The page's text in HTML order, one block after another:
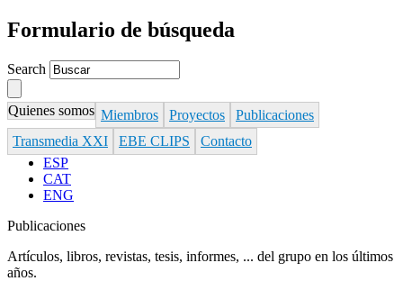
Formulario de búsqueda
Search
Quienes somos Miembros Proyectos
Publicaciones
Transmedia XXI
EBE CLIPS
Contacto
ESP
CAT
ENG
Publicaciones
Artículos, libros, revistas, tesis, informes, ... del grupo en los últimos
años.